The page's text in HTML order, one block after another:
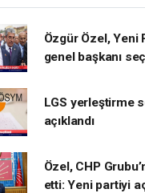
Özgür Özel, Yeni
genel başkanı
LGS yerleştirme
açıklandı
Özel, CHP
etti: Yeni partiyi